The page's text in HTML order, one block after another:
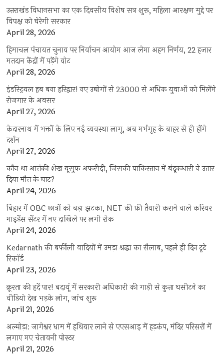
उत्तराखंड विधानसभा का एक दिवसीय विशेष सत्र शुरू, महिला आरक्षण मुद्दे पर
विपक्ष को घेरेगी सरकार
April 28, 2026
हिमाचल पंचायत चुनाव पर निर्वाचन आयोग आज लेगा अहम निर्णय, 22 हजार
मतदान केंद्रों में पड़ेंगे वोट
April 28, 2026
इंडस्ट्रियल हब बना हरिद्वार! नए उद्योगों से 23000 से अधिक युवाओं को मिलेंगे
रोजगार के अवसर
April 27, 2026
केदारनाथ में भक्तों के लिए नई व्यवस्था लागू, अब गर्भगृह के बाहर से ही होंगे
दर्शन
April 27, 2026
कौन था आतंकी शेख यूसुफ अफरीदी, जिसकी पाकिस्तान में बंदूकधारी ने उतार
दिया मौत के घाट?
April 24, 2026
बिहार में OBC छात्रों को बड़ा झटका, NET की फ्री तैयारी कराने वाले करियर
गाइडेंस सेंटर में नए दाखिले पर लगी रोक
April 24, 2026
Kedarnath की बर्फीली वादियों में उमड़ा श्रद्धा का सैलाब, पहले ही दिन टूटे
रिकॉर्ड
April 23, 2026
क्रूरता की हदें पार! बदायूं में सरकारी अधिकारी की गाड़ी से कुत्ता घसीटने का
वीडियो देख भड़के लोग, जांच शुरू
April 21, 2026
अल्मोड़ा: जागेश्वर धाम में हथियार लाने से एएसआइ में हड़कंप, मंदिर परिसरों में
लगाए गए चेतावनी पोस्टर
April 21, 2026